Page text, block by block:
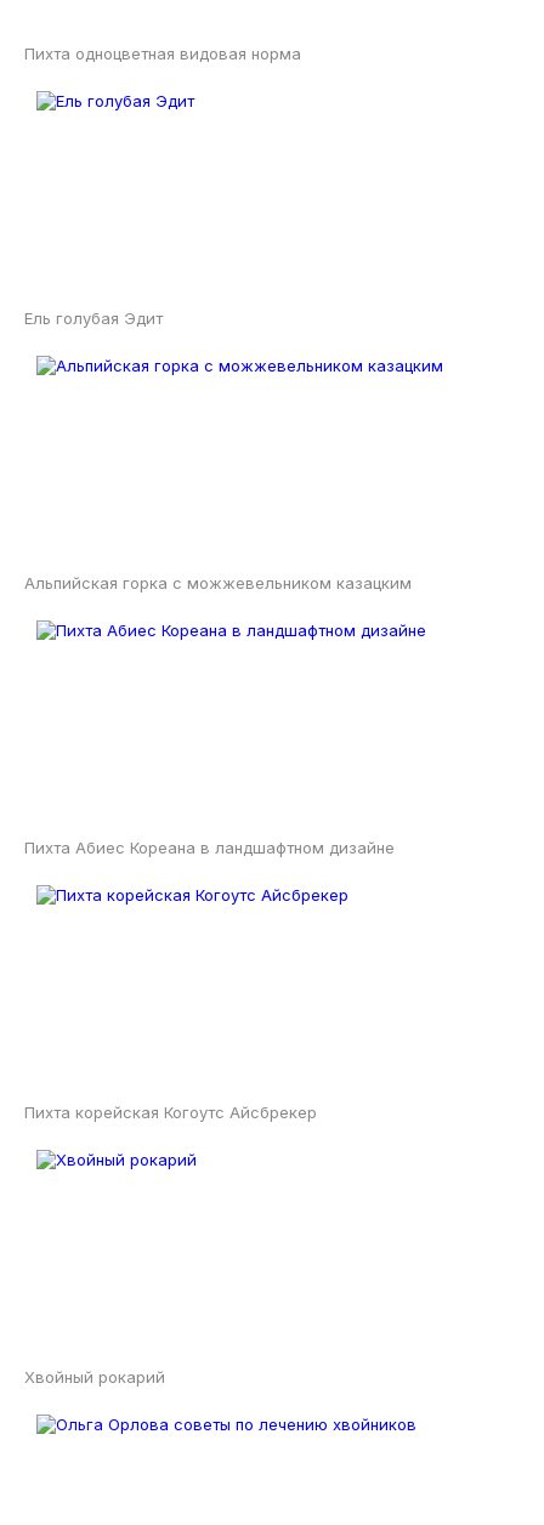
Пихта одноцветная видовая норма
Ель голубая Эдит
Альпийская горка с можжевельником казацким
Пихта Абиес Кореана в ландшафтном дизайне
Пихта корейская Когоутс Айсбрекер
Хвойный рокарий